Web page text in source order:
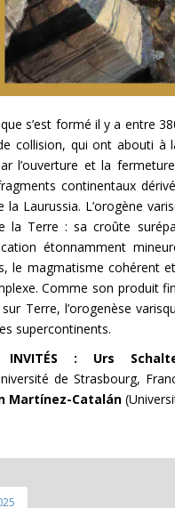
s’est formé il y a entre
collision, qui ont abouti à
l’ouverture et la
continentaux
la Laurussia. L’orogène
la Terre : sa croûte
étonnamment
le magmatisme cohérent
Comme son produit
Terre, l’orogenèse
supercontinents.
INVITÉS : Urs
de Strasbourg,
Martínez-Catalán